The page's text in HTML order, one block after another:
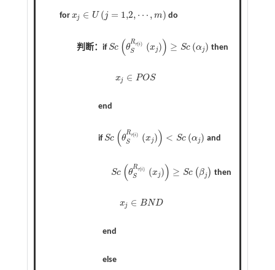
for xj ∈ U (j = 1,2, ⋯ , m)
xj∈U j= 1,2 ⋯ ,m do
判断：if Sc (θ
Rτ(i)
S (x j )) ≥ Sc (α j )
Scθ S Rτix j ≥ Scαj then
xj ∈ POS
xj∈P OS
end
if Sc (θ
Rτ(i)
S (x j )) < Sc (α j )
Scθ S Rτix j < Scαj and
Sc (θ
Rτ(i)
S (x j )) ≥ Sc ( βj )
Scθ S Rτix j ≥ Scβj then
xj ∈ BND
xj∈B ND
end
else